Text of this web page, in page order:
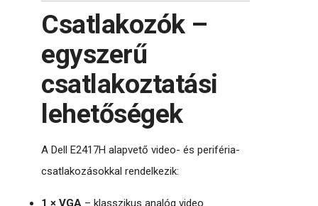
Csatlakozók –
egyszerű
csatlakoztatási
lehetőségek
A Dell E2417H alapvető video- és periféria-
csatlakozásokkal rendelkezik:
1 × VGA – klasszikus analóg video